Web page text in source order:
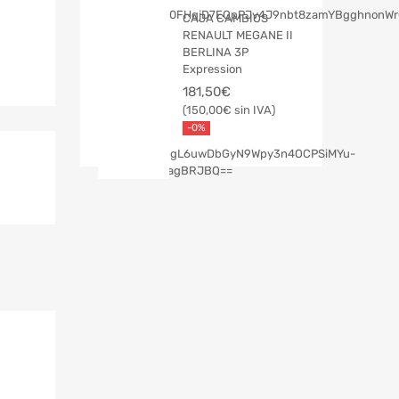
CAJA CAMBIOS
RENAULT MEGANE II
BERLINA 3P
Expression
181,50€
150,00€
-0%